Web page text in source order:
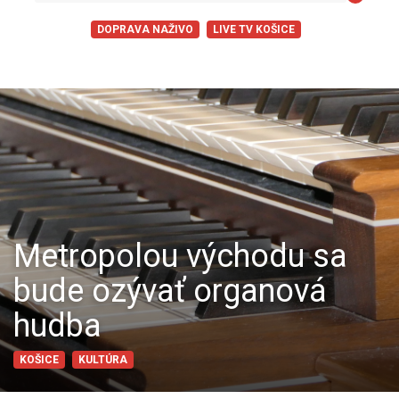
DOPRAVA NAŽIVO LIVE TV KOŠICE
Metropolou východu sa
bude ozývať organová
hudba
KOŠICE KULTÚRA